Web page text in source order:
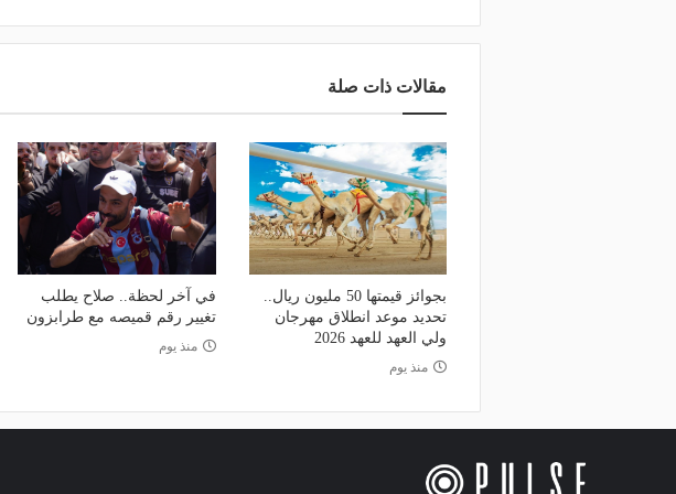
مقالات ذات صلة
بجوائز قيمتها 50 مليون ريال..
تحديد موعد انطلاق مهرجان
ولي العهد للعهد 2026
منذ يوم
في آخر لحظة.. صلاح يطلب
تغيير رقم قميصه مع طرابزون
منذ يوم